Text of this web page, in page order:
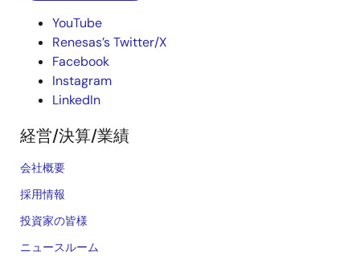
YouTube
Renesas’s Twitter/X
Facebook
Instagram
LinkedIn
経営/決算/業績
会社概要
採用情報
投資家の皆様
ニュースルーム